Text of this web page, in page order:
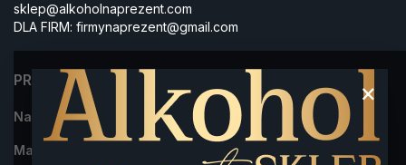
sklep@alkoholnaprezent.com
DLA FIRM: firmynaprezent@gmail.com
×
PRODUKTY
Najczęściej kupowane
Marki